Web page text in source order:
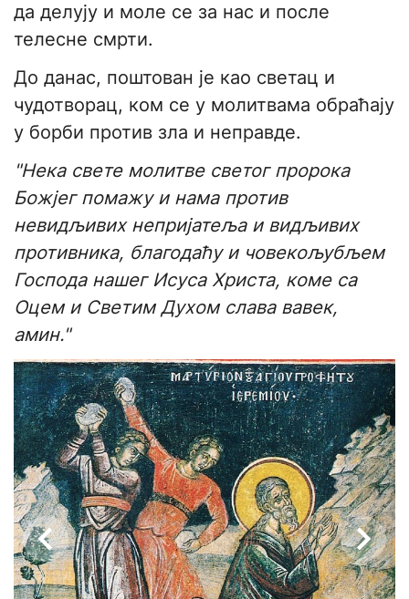
да делују и моле се за нас и после
телесне смрти.
До данас, поштован је као светац и
чудотворац, ком се у молитвама обраћају
у борби против зла и неправде.
"Нека свете молитве светог пророка
Божјег помажу и нама против
невидљивих непријатеља и видљивих
противника, благодаћу и човекољубљем
Господа нашег Исуса Христа, коме са
Оцем и Светим Духом слава вавек,
амин."